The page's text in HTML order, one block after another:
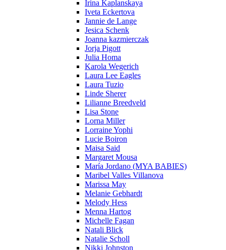
Irina Kaplanskaya
Iveta Eckertova
Jannie de Lange
Jesica Schenk
Joanna kazmierczak
Jorja Pigott
Julia Homa
Karola Wegerich
Laura Lee Eagles
Laura Tuzio
Linde Sherer
Lilianne Breedveld
Lisa Stone
Lorna Miller
Lorraine Yophi
Lucie Boiron
Maisa Said
Margaret Mousa
María Jordano (MYA BABIES)
Maribel Valles Villanova
Marissa May
Melanie Gebhardt
Melody Hess
Menna Hartog
Michelle Fagan
Natali Blick
Natalie Scholl
Nikki Johnston